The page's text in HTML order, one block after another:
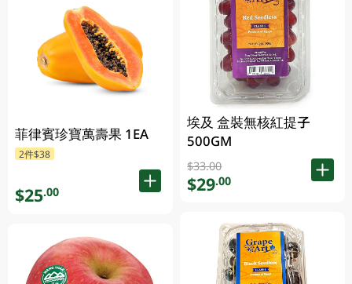
菲律賓珍寶萬壽果 1EA
2件$38
$25.00
埃及 盒裝無核紅提子
500GM
$33.00
$29.00